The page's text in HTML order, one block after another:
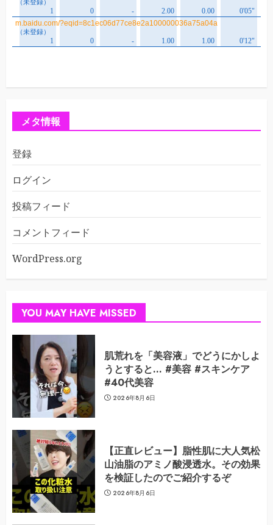
メタ情報
登録
ログイン
投稿フィード
コメントフィード
WordPress.org
YOU MAY HAVE MISSED
肌荒れを「美容液」でどうにかしよ
うとすると… #美容 #スキンケア
#40代美容
2026年8月6日
【正直レビュー】脂性肌に大人気松
山油脂のアミノ酸浸透水。その効果
を検証したのでご紹介するぞ
2026年8月6日